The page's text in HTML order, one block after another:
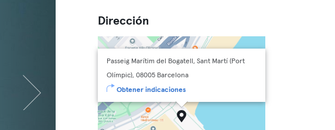
Dirección
Passeig Marítim del Bogatell, Sant Martí (Port
Olímpic), 08005 Barcelona
Obtener indicaciones